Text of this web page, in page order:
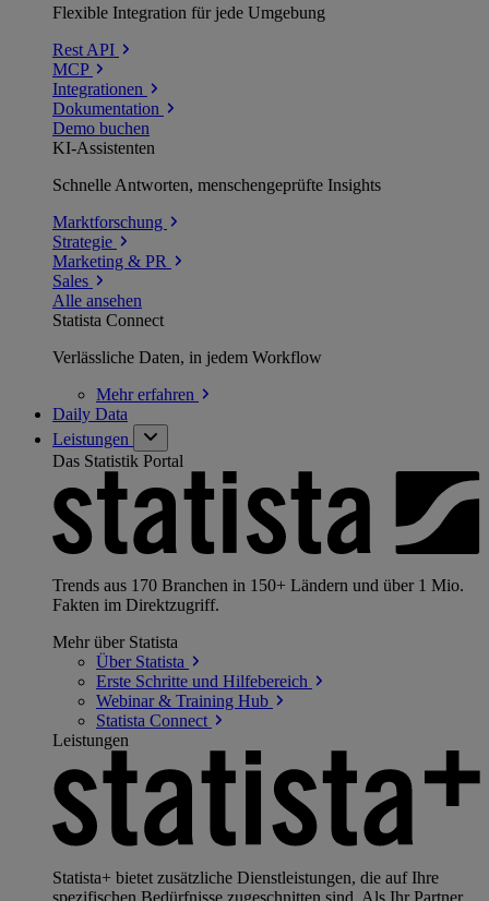
Flexible Integration für jede Umgebung
Rest API
MCP
Integrationen
Dokumentation
Demo buchen
KI-Assistenten
Schnelle Antworten, menschengeprüfte Insights
Marktforschung
Strategie
Marketing & PR
Sales
Alle ansehen
Statista Connect
Verlässliche Daten, in jedem Workflow
Mehrerfahren
Daily Data
Leistungen
Das Statistik Portal
Trends aus 170 Branchen in 150+ Ländern und über 1 Mio.
Fakten im Direktzugriff.
Mehr über Statista
Über Statista
Erste Schritte und Hilfebereich
Webinar & Training Hub
Statista Connect
Leistungen
Statista+ bietet zusätzliche Dienstleistungen, die auf Ihre
spezifischen Bedürfnisse zugeschnitten sind. Als Ihr Partner